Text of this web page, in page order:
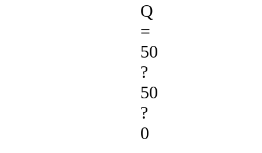
Q
=
50
?
50
?
0